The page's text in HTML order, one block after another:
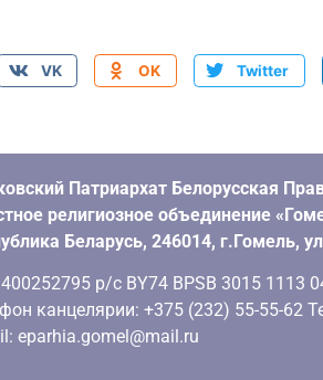
VK OK Twitter
Патриархат Белорусская
религиозное объединение
Беларусь, 246014, г.Гомель,
р/с BY74 BPSB 3015 1113
канцелярии: +375 (232) 55-55-62
eparhia.gomel@mail.ru